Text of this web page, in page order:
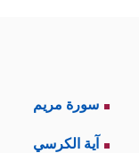
سورة مريم
آية الكرسي